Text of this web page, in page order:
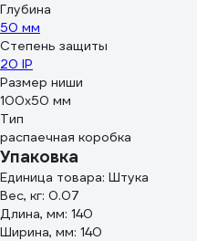
Глубина
50 мм
Степень защиты
20 IP
Размер ниши
100x50 мм
Тип
распаечная коробка
Упаковка
Единица товара: Штука
Вес, кг: 0.07
Длина, мм: 140
Ширина, мм: 140